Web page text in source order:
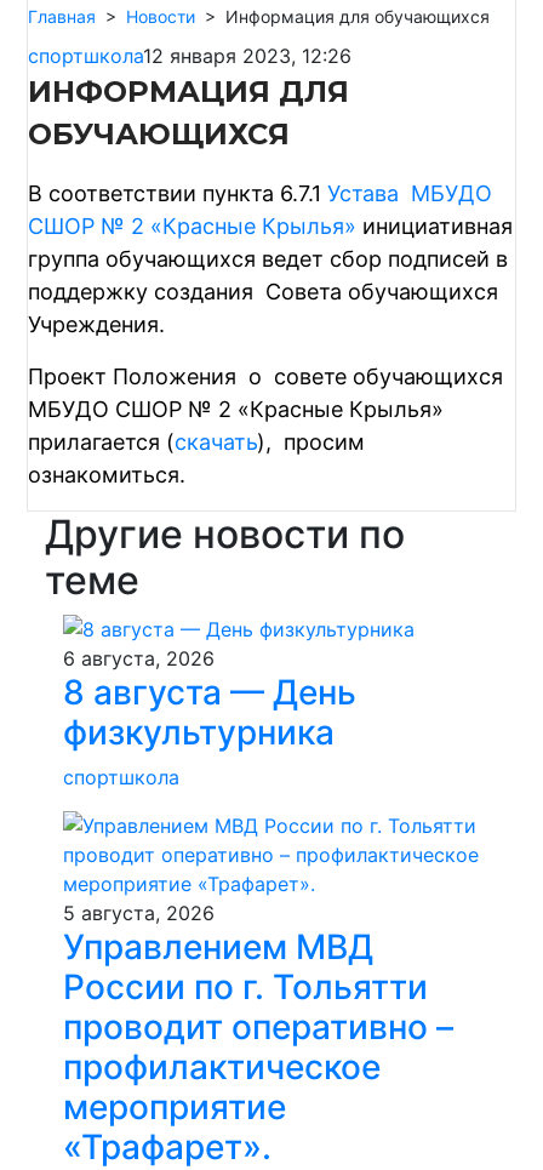
Главная > Новости > Информация для обучающихся
спортшкола12 января 2023, 12:26
ИНФОРМАЦИЯ ДЛЯ
ОБУЧАЮЩИХСЯ
В соответствии пункта 6.7.1Устава МБУДО
СШОР № 2 «Красные Крылья» инициативная
группа обучающихся ведет сбор подписей в
поддержку создания Совета обучающихся
Учреждения.
Проект Положения о совете обучающихся
МБУДО СШОР № 2 «Красные Крылья»
прилагается (скачать), просим
ознакомиться.
Другие новости по
теме
6 августа, 2026
8 августа — День
физкультурника
спортшкола
5 августа, 2026
Управлением МВД
России по г. Тольятти
проводит оперативно –
профилактическое
мероприятие
«Трафарет».